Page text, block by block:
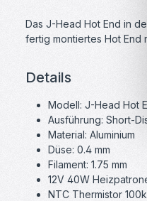
Das J-Head Hot End in
fertig montiertes Hot End
Details
Modell: J-Head Hot
Ausführung: Short-
Material: Aluminium
Düse: 0.4 mm
Filament: 1.75 mm
12V 40W
NTC Thermistor 100k